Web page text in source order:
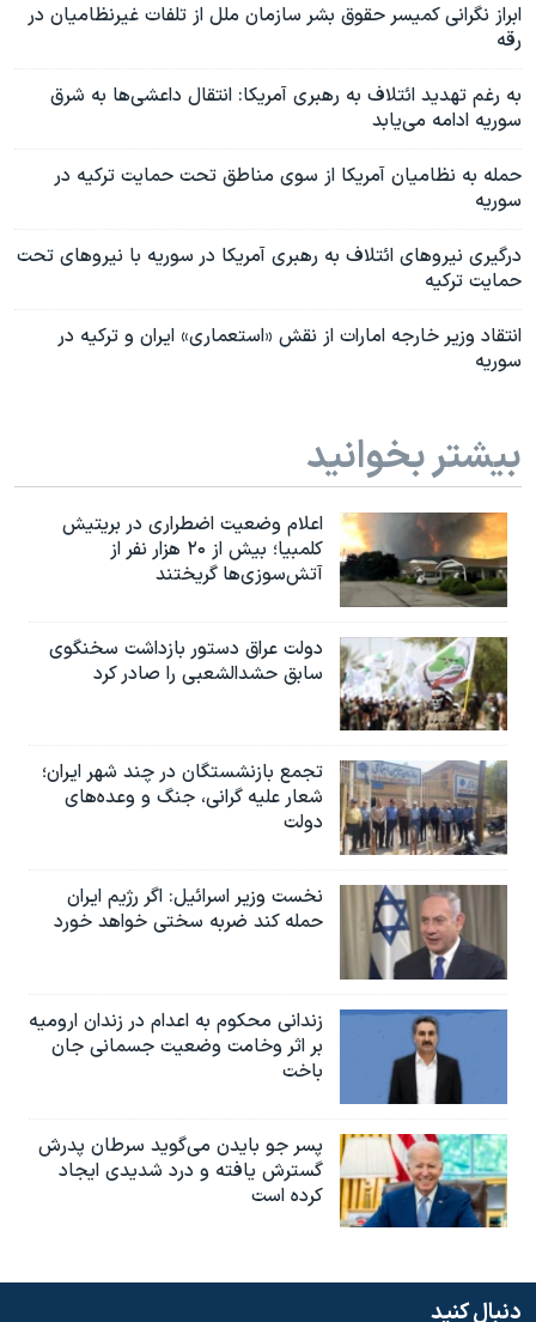
ابراز نگرانی کمیسر حقوق بشر سازمان ملل از تلفات غیرنظامیان در
رقه
به رغم تهدید ائتلاف به رهبری آمریکا: انتقال داعشی‌ها به شرق
سوریه ادامه می‌یابد
حمله به نظامیان آمریکا از سوی مناطق تحت حمایت ترکیه در
سوریه
درگیری نیروهای ائتلاف به رهبری آمریکا در سوریه با نیروهای تحت
حمایت ترکیه
انتقاد وزیر خارجه امارات از نقش «استعماری» ایران و ترکیه در
سوریه
بیشتر بخوانید
اعلام وضعیت اضطراری در بریتیش
کلمبیا؛ بیش از ۲۰ هزار نفر از
آتش‌سوزی‌ها گریختند
دولت عراق دستور بازداشت سخنگوی
سابق حشدالشعبی را صادر کرد
تجمع بازنشستگان در چند شهر ایران؛
شعار علیه گرانی، جنگ و وعده‌های
دولت
نخست وزیر اسرائيل: اگر رژیم ایران
حمله کند ضربه سختی خواهد خورد
زندانی محکوم به اعدام در زندان ارومیه
بر اثر وخامت وضعیت جسمانی جان
باخت
پسر جو بایدن می‌گوید سرطان پدرش
گسترش یافته و درد شدیدی ایجاد
کرده است
دنبال کنید